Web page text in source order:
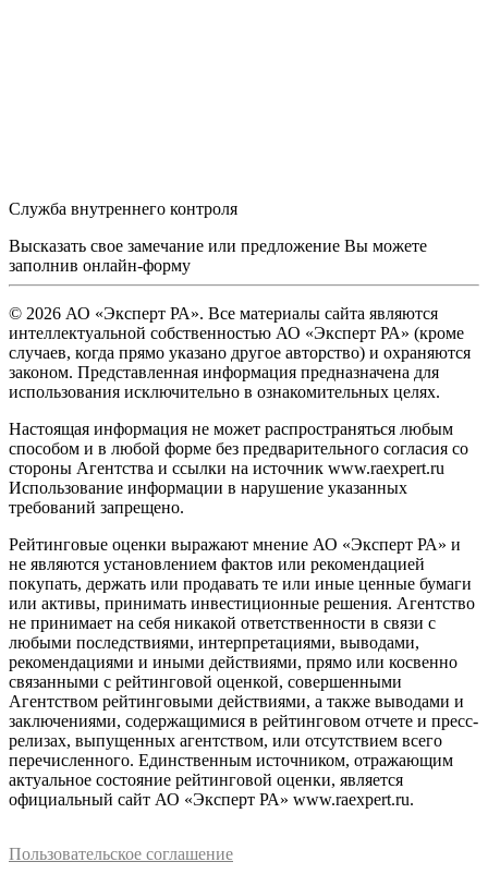
Служба внутреннего контроля
Высказать свое замечание или предложение Вы можете
заполнив онлайн-форму
© 2026 АО «Эксперт РА». Все материалы сайта являются
интеллектуальной собственностью АО «Эксперт РА» (кроме
случаев, когда прямо указано другое авторство) и охраняются
законом. Представленная информация предназначена для
использования исключительно в ознакомительных целях.
Настоящая информация не может распространяться любым
способом и в любой форме без предварительного согласия со
стороны Агентства и ссылки на источник www.raexpert.ru
Использование информации в нарушение указанных
требований запрещено.
Рейтинговые оценки выражают мнение АО «Эксперт РА» и
не являются установлением фактов или рекомендацией
покупать, держать или продавать те или иные ценные бумаги
или активы, принимать инвестиционные решения. Агентство
не принимает на себя никакой ответственности в связи с
любыми последствиями, интерпретациями, выводами,
рекомендациями и иными действиями, прямо или косвенно
связанными с рейтинговой оценкой, совершенными
Агентством рейтинговыми действиями, а также выводами и
заключениями, содержащимися в рейтинговом отчете и пресс-
релизах, выпущенных агентством, или отсутствием всего
перечисленного. Единственным источником, отражающим
актуальное состояние рейтинговой оценки, является
официальный сайт АО «Эксперт РА» www.raexpert.ru.
Пользовательское соглашение